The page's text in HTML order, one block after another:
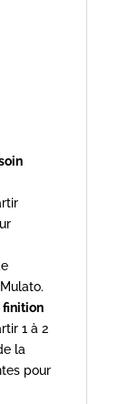
finition
1 à 2
la
pour